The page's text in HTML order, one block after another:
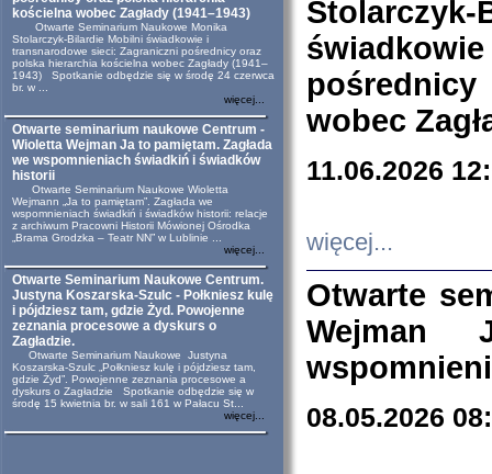
kościelna wobec Zagłady (1941–1943)
Otwarte Seminarium Naukowe Monika
Stolarczyk-Bilardie Mobilni świadkowie i
transnarodowe sieci: Zagraniczni pośrednicy oraz
polska hierarchia kościelna wobec Zagłady (1941–
1943) Spotkanie odbędzie się w środę 24 czerwca
br. w ...
więcej...
Otwarte seminarium naukowe Centrum -
Wioletta Wejman Ja to pamiętam. Zagłada
we wspomnieniach świadkiń i świadków
historii
Otwarte Seminarium Naukowe Wioletta
Wejmann „Ja to pamiętam”. Zagłada we
wspomnieniach świadkiń i świadków historii: relacje
z archiwum Pracowni Historii Mówionej Ośrodka
„Brama Grodzka – Teatr NN” w Lublinie ...
więcej...
Otwarte Seminarium Naukowe Centrum.
Justyna Koszarska-Szulc - Połkniesz kulę
i pójdziesz tam, gdzie Żyd. Powojenne
zeznania procesowe a dyskurs o
Zagładzie.
Otwarte Seminarium Naukowe Justyna
Koszarska-Szulc „Połkniesz kulę i pójdziesz tam,
gdzie Żyd”. Powojenne zeznania procesowe a
dyskurs o Zagładzie Spotkanie odbędzie się w
środę 15 kwietnia br. w sali 161 w Pałacu St...
więcej...
wobec
11.06.2026
więcej...
Otwarte
Wejman
08.05.2026